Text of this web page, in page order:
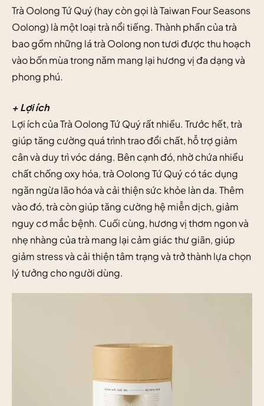
Trà Oolong Tứ Quý (hay còn gọi là Taiwan Four Seasons
Oolong) là một loại trà nổi tiếng. Thành phần của trà
bao gồm những lá trà Oolong non tươi được thu hoạch
vào bốn mùa trong năm mang lại hương vị đa dạng và
phong phú.
+ Lợi ích
Lợi ích của Trà Oolong Tứ Quý rất nhiều. Trước hết, trà
giúp tăng cường quá trình trao đổi chất, hỗ trợ giảm
cân và duy trì vóc dáng. Bên cạnh đó, nhờ chứa nhiều
chất chống oxy hóa, trà Oolong Tứ Quý có tác dụng
ngăn ngừa lão hóa và cải thiện sức khỏe làn da. Thêm
vào đó, trà còn giúp tăng cường hệ miễn dịch, giảm
nguy cơ mắc bệnh. Cuối cùng, hương vị thơm ngon và
nhẹ nhàng của trà mang lại cảm giác thư giãn, giúp
giảm stress và cải thiện tâm trạng và trở thành lựa chọn
lý tưởng cho người dùng.